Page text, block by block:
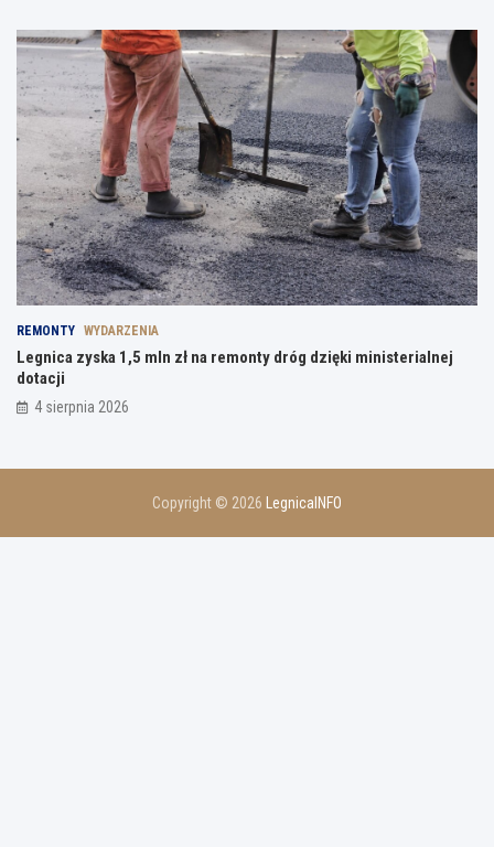
REMONTY WYDARZENIA
Legnica zyska 1,5 mln zł na remonty dróg dzięki ministerialnej
dotacji
4 sierpnia 2026
Copyright © 2026 LegnicaINFO